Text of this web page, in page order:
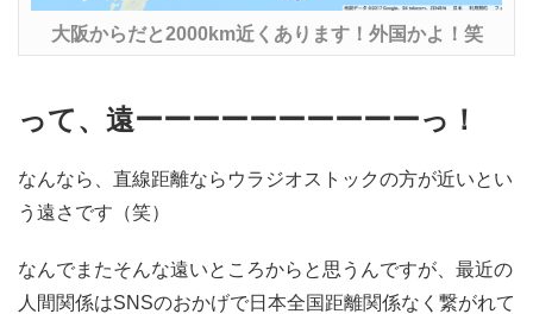
大阪からだと2000km近くあります！外国かよ！笑
って、遠ーーーーーーーーーーっ！
なんなら、直線距離ならウラジオストックの方が近いとい
う遠さです（笑）
なんでまたそんな遠いところからと思うんですが、最近の
人間関係はSNSのおかげで日本全国距離関係なく繋がれて